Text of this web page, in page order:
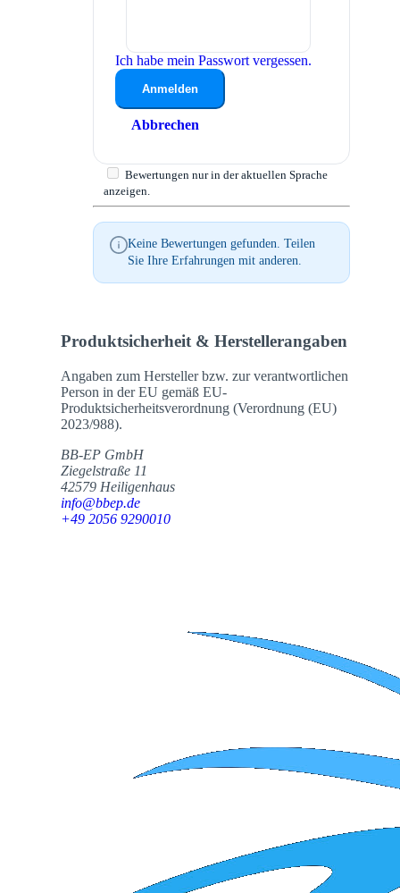
Ich habe mein Passwort vergessen.
Anmelden
Abbrechen
Bewertungen nur in der aktuellen Sprache
anzeigen.
Keine Bewertungen gefunden. Teilen
Sie Ihre Erfahrungen mit anderen.
Produktsicherheit & Herstellerangaben
Angaben zum Hersteller bzw. zur verantwortlichen
Person in der EU gemäß EU-
Produktsicherheitsverordnung (Verordnung (EU)
2023/988).
BB-EP GmbH
Ziegelstraße 11
42579 Heiligenhaus
info@bbep.de
+49 2056 9290010